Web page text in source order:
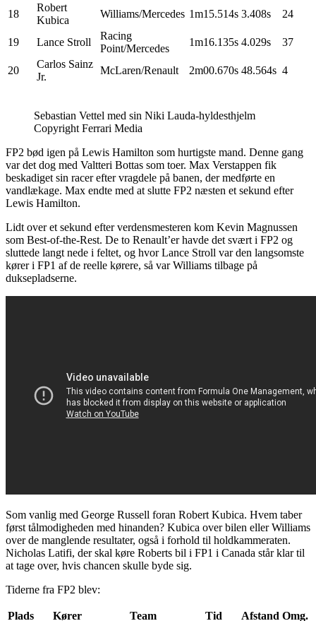
18
Robert
Kubica
Williams/Mercedes 1m15.514s 3.408s 24
19 Lance Stroll
Racing
Point/Mercedes
1m16.135s 4.029s 37
20
Carlos Sainz
Jr.
McLaren/Renault 2m00.670s 48.564s 4
Sebastian Vettel med sin Niki Lauda-hyldesthjelm
Copyright Ferrari Media
FP2 bød igen på Lewis Hamilton som hurtigste mand. Denne gang
var det dog med Valtteri Bottas som toer. Max Verstappen fik
beskadiget sin racer efter vragdele på banen, der medførte en
vandlækage. Max endte med at slutte FP2 næsten et sekund efter
Lewis Hamilton.
Lidt over et sekund efter verdensmesteren kom Kevin Magnussen
som Best-of-the-Rest. De to Renault’er havde det svært i FP2 og
sluttede langt nede i feltet, og hvor Lance Stroll var den langsomste
kører i FP1 af de reelle kørere, så var Williams tilbage på
duksepladserne.
Som vanlig med George Russell foran Robert Kubica. Hvem taber
først tålmodigheden med hinanden? Kubica over bilen eller Williams
over de manglende resultater, også i forhold til holdkammeraten.
Nicholas Latifi, der skal køre Roberts bil i FP1 i Canada står klar til
at tage over, hvis chancen skulle byde sig.
Tiderne fra FP2 blev:
Plads Kører Team Tid Afstand Omg.